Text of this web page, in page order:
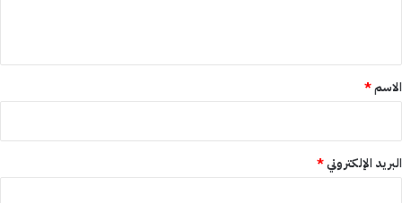
*
الاسم*
البريد الإلكتروني*